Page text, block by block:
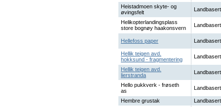
Heistadmoen skyte- og
øvingsfelt
Landbasert
Helikopterlandingsplass
store bognøy haakonsvern
Landbasert
Hellefoss paper Landbasert
Hellik teigen avd.
hokksund - fragmentering
Landbasert
Hellik teigen avd.
lierstranda
Landbasert
Hello pukkverk - frøseth
as
Landbasert
Hembre grustak
Landbasert